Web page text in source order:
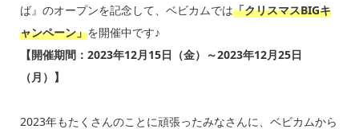
ば』のオープンを記念して、ベビカムでは「クリスマスBIGキ
ャンペーン」を開催中です♪
【開催期間：2023年12月15日（金）～2023年12月25日
（月）】
2023年もたくさんのことに頑張ったみなさんに、ベビカムから